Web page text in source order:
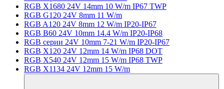
RGB X1680 24V 14mm 10 W/m IP67 TWP
RGB G120 24V 8mm 11 W/m
RGB A120 24V 8mm 12 W/m IP20-IP67
RGB B60 24V 10mm 14.4 W/m IP20-IP68
RGB серии 24V 10mm 7-21 W/m IP20-IP67
RGB X120 24V 12mm 14 W/m IP68 DOT
RGB X540 24V 12mm 15 W/m IP68 TWP
RGB X1134 24V 12mm 15 W/m